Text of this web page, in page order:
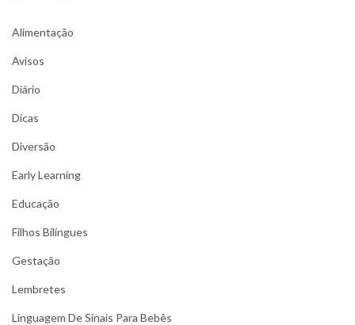
Alimentação
Avisos
Diário
Dicas
Diversão
Early Learning
Educação
Filhos Bilíngues
Gestação
Lembretes
Linguagem De Sinais Para Bebês